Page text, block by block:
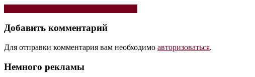
Навигация
по
записям
Добавить комментарий
Для отправки комментария вам необходимо авторизоваться.
Немного рекламы